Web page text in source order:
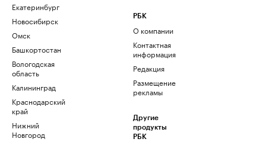
Екатеринбург
Новосибирск
Омск
Башкортостан
Вологодская
область
Калининград
Краснодарский
край
Нижний
Новгород
РБК
О компании
Контактная
информация
Редакция
Размещение
рекламы
Другие
продукты
РБК